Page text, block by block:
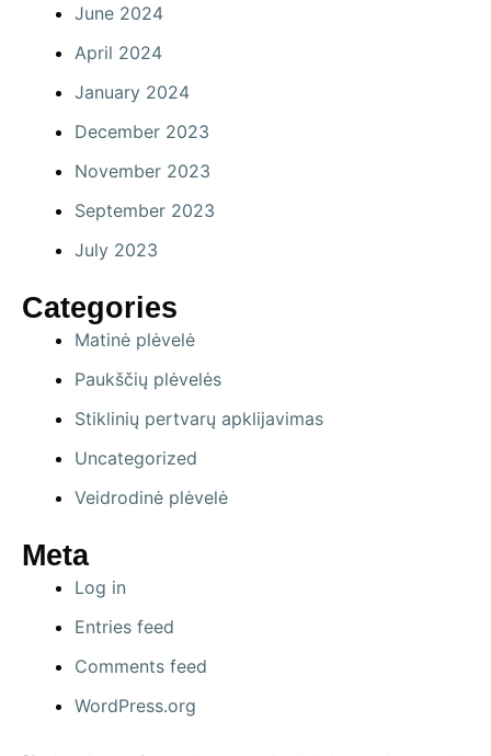
June 2024
April 2024
January 2024
December 2023
November 2023
September 2023
July 2023
Categories
Matinė plėvelė
Paukščių plėvelės
Stiklinių pertvarų apklijavimas
Uncategorized
Veidrodinė plėvelė
Meta
Log in
Entries feed
Comments feed
WordPress.org